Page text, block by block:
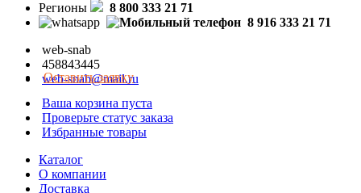
Регионы
8 800 333 21 71
8 916 333 21 71
web-snab
458843445
web-snab@mail.ru
Оставить заявку
Ваша корзина пуста
Проверьте статус заказа
Избранные товары
Каталог
О компании
Доставка